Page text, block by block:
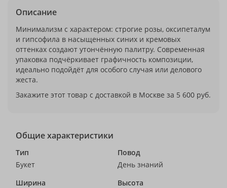
Описание
Минимализм с характером: строгие розы, оксипеталум
и гипсофила в насыщенных синих и кремовых
оттенках создают утончённую палитру. Современная
упаковка подчёркивает графичность композиции,
идеально подойдёт для особого случая или делового
жеста.
Закажите этот товар с доставкой в Москве за 5 600 руб.
Общие характеристики
Тип
Букет
Повод
День знаний
Ширина
Высота